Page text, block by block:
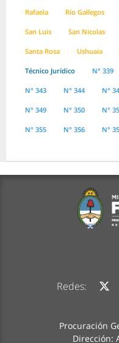
Rafaela Río Gallegos
San Luis San Nicolas
Santa Rosa Ushuaia
Técnico Jurídico N° 339
N° 343 N° 344 N°
N° 349 N° 350 N°
N° 355 N° 356 N°
Redes:
Procuración
Dirección: